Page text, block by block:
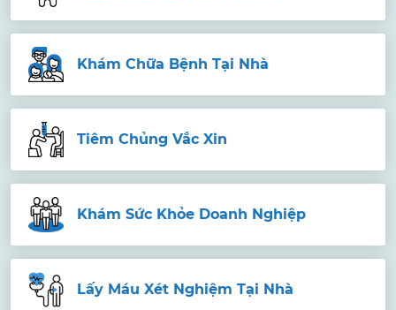
Khám Chữa Bệnh Tại Nhà
Tiêm Chủng Vắc Xin
Khám Sức Khỏe Doanh Nghiệp
Lấy Máu Xét Nghiệm Tại Nhà